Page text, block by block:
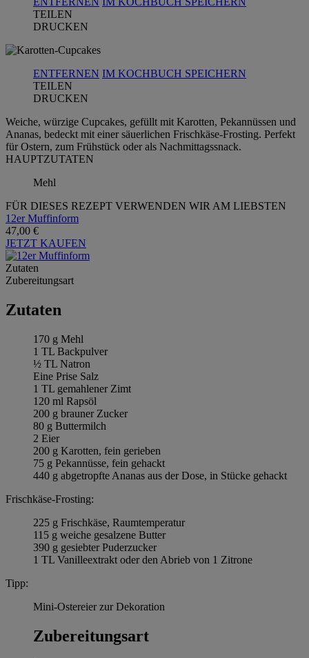
TEILEN
DRUCKEN
ENTFERNEN IM KOCHBUCH SPEICHERN
TEILEN
DRUCKEN
Weiche, würzige Cupcakes, gefüllt mit Karotten, Pekannüssen und
Ananas, bedeckt mit einer säuerlichen Frischkäse-Frosting. Perfekt
für Ostern, zum Frühstück oder als Nachmittagssnack.
HAUPTZUTATEN
Mehl
FÜR DIESES REZEPT VERWENDEN WIR AM LIEBSTEN
12er Muffinform
47,00 €
JETZT KAUFEN
Zutaten
Zubereitungsart
Zutaten
170 g Mehl
1 TL Backpulver
½ TL Natron
Eine Prise Salz
1 TL gemahlener Zimt
120 ml Rapsöl
200 g brauner Zucker
80 g Buttermilch
2 Eier
200 g Karotten, fein gerieben
75 g Pekannüsse, fein gehackt
440 g abgetropfte Ananas aus der Dose, in Stücke gehackt
Frischkäse-Frosting:
225 g Frischkäse, Raumtemperatur
115 g weiche gesalzene Butter
390 g gesiebter Puderzucker
1 TL Vanilleextrakt oder den Abrieb von 1 Zitrone
Tipp:
Mini-Ostereier zur Dekoration
Zubereitungsart